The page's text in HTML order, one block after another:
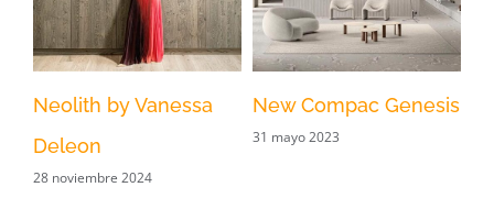
Neolith by Vanessa
Deleon
28 noviembre 2024
New Compac Genesis
31 mayo 2023